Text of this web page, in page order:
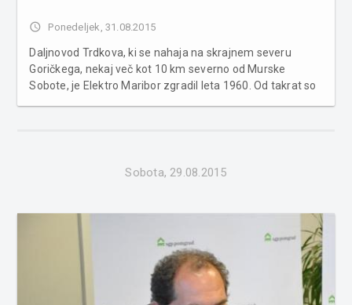
access_time Ponedeljek, 31.08.2015
Daljnovod Trdkova, ki se nahaja na skrajnem severu
Goričkega, nekaj več kot 10 km severno od Murske
Sobote, je Elektro Maribor zgradil leta 1960. Od takrat so
Sobota, 29.08.2015